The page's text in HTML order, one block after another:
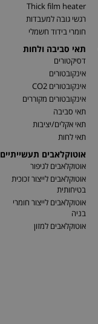
Thick film heater
רגשי גובה למעבדות
חומרי בידוד חשמלי
תאי סביבה ולחות
דסיקטורים
אינקובטורים
אינקובטורים CO2
אינקובטורים מקוררים
תאי סביבה
תאי אקלים/יציבות
תאי לחות
אוטוקלאבים תעשייתיים
אוטוקלאבים לגיפור
אוטוקלאבים לייצור זכוכית
בטיחותית
אוטוקלאבים לייצור חומרי
בניה
אוטוקלאבים למזון